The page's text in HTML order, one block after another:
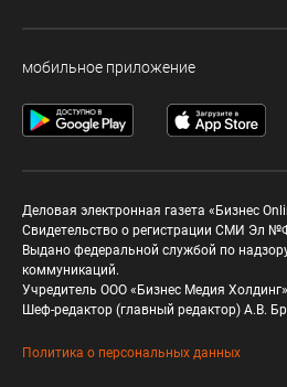
мобильное приложение
Деловая электронная газета «Бизнес
Свидетельство о регистрации СМИ Эл
Выдано федеральной службой по
коммуникаций.
Учредитель ООО «Бизнес Медия Холдинг»
Шеф-редактор (главный редактор) А.В.
Политика о персональных данных